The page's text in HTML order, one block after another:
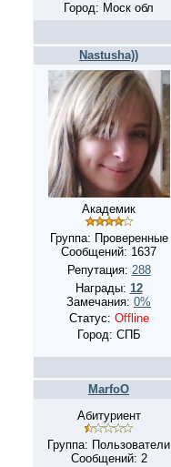
Город: Моск обл
Nastusha))
Академик
Группа: Проверенные
Сообщений: 1637
Репутация: 288
Награды: 12
Замечания: 0%
Статус: Offline
Город: СПБ
MarfoO
Абитуриент
Группа: Пользователи
Сообщений: 2